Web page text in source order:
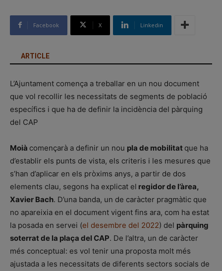
Facebook X Linkedin
ARTICLE
L’Ajuntament comença a treballar en un nou document
que vol recollir les necessitats de segments de població
específics i que ha de definir la incidència del pàrquing
del CAP
Moià començarà a definir un nou pla de mobilitat que ha
d’establir els punts de vista, els criteris i les mesures que
s’han d’aplicar en els pròxims anys, a partir de dos
elements clau, segons ha explicat el regidor de l’àrea,
Xavier Bach. D’una banda, un de caràcter pragmàtic que
no apareixia en el document vigent fins ara, com ha estat
la posada en servei (el desembre del 2022) del pàrquing
soterrat de la plaça del CAP. De l’altra, un de caràcter
més conceptual: es vol tenir una proposta molt més
ajustada a les necessitats de diferents sectors socials de